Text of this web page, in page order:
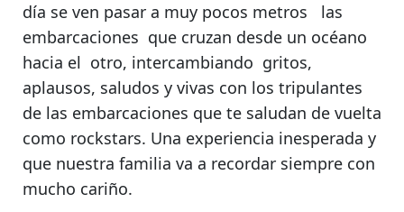
día se ven pasar a muy pocos metros las
embarcaciones que cruzan desde un océano
hacia el otro, intercambiando gritos,
aplausos, saludos y vivas con los tripulantes
de las embarcaciones que te saludan de vuelta
como rockstars. Una experiencia inesperada y
que nuestra familia va a recordar siempre con
mucho cariño.